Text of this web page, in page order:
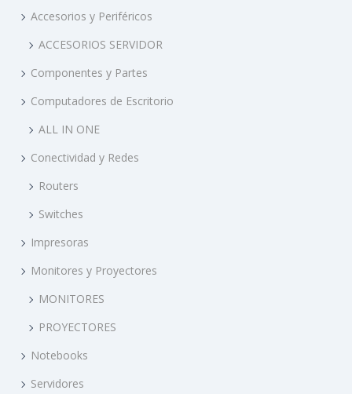
Accesorios y Periféricos
ACCESORIOS SERVIDOR
Componentes y Partes
Computadores de Escritorio
ALL IN ONE
Conectividad y Redes
Routers
Switches
Impresoras
Monitores y Proyectores
MONITORES
PROYECTORES
Notebooks
Servidores